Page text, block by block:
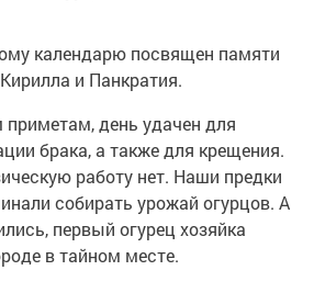
календарю посвящен памяти
и Панкратия.
день удачен для
брака, а также для крещения.
работу нет. Наши предки
собирать урожай огурцов. А
первый огурец хозяйка
в тайном месте.